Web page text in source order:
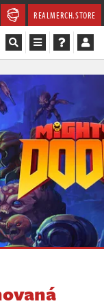
REALMERCH.STORE